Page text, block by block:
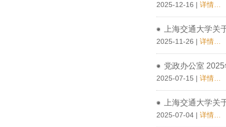
2025-12-16 | 详情…
上海交通大学关
2025-11-26 | 详情…
党政办公室
2025-07-15 | 详情…
上海交通大学关
2025-07-04 | 详情…